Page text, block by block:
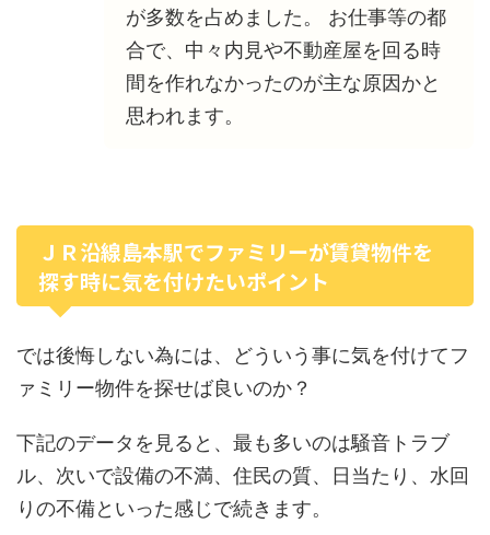
が多数を占めました。 お仕事等の都
合で、中々内見や不動産屋を回る時
間を作れなかったのが主な原因かと
思われます。
ＪＲ沿線島本駅でファミリーが賃貸物件を
探す時に気を付けたいポイント
では後悔しない為には、どういう事に気を付けてフ
ァミリー物件を探せば良いのか？
下記のデータを見ると、最も多いのは騒音トラブ
ル、次いで設備の不満、住民の質、日当たり、水回
りの不備といった感じで続きます。